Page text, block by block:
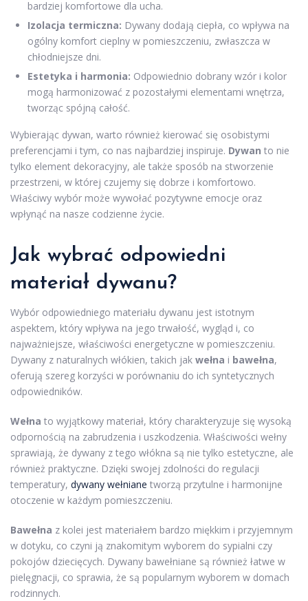
bardziej komfortowe dla ucha.
Izolacja termiczna: Dywany dodają ciepła, co wpływa na
ogólny komfort cieplny w pomieszczeniu, zwłaszcza w
chłodniejsze dni.
Estetyka i harmonia: Odpowiednio dobrany wzór i kolor
mogą harmonizować z pozostałymi elementami wnętrza,
tworząc spójną całość.
Wybierając dywan, warto również kierować się osobistymi
preferencjami i tym, co nas najbardziej inspiruje. Dywan to nie
tylko element dekoracyjny, ale także sposób na stworzenie
przestrzeni, w której czujemy się dobrze i komfortowo.
Właściwy wybór może wywołać pozytywne emocje oraz
wpłynąć na nasze codzienne życie.
Jak wybrać odpowiedni
materiał dywanu?
Wybór odpowiedniego materiału dywanu jest istotnym
aspektem, który wpływa na jego trwałość, wygląd i, co
najważniejsze, właściwości energetyczne w pomieszczeniu.
Dywany z naturalnych włókien, takich jak wełna i bawełna,
oferują szereg korzyści w porównaniu do ich syntetycznych
odpowiedników.
Wełna to wyjątkowy materiał, który charakteryzuje się wysoką
odpornością na zabrudzenia i uszkodzenia. Właściwości wełny
sprawiają, że dywany z tego włókna są nie tylko estetyczne, ale
również praktyczne. Dzięki swojej zdolności do regulacji
temperatury, dywany wełniane tworzą przytulne i harmonijne
otoczenie w każdym pomieszczeniu.
Bawełna z kolei jest materiałem bardzo miękkim i przyjemnym
w dotyku, co czyni ją znakomitym wyborem do sypialni czy
pokojów dziecięcych. Dywany bawełniane są również łatwe w
pielęgnacji, co sprawia, że są popularnym wyborem w domach
rodzinnych.